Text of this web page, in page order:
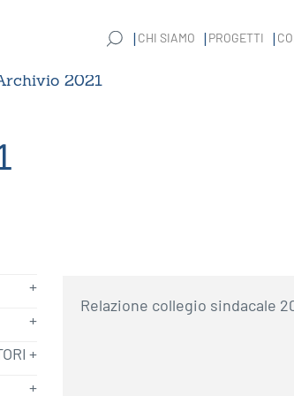
CHI SIAMO PROGETTI
2021
Relazione collegio sindacale